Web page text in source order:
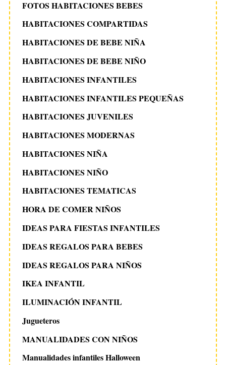
FOTOS HABITACIONES BEBES
HABITACIONES COMPARTIDAS
HABITACIONES DE BEBE NIÑA
HABITACIONES DE BEBE NIÑO
HABITACIONES INFANTILES
HABITACIONES INFANTILES PEQUEÑAS
HABITACIONES JUVENILES
HABITACIONES MODERNAS
HABITACIONES NIÑA
HABITACIONES NIÑO
HABITACIONES TEMATICAS
HORA DE COMER NIÑOS
IDEAS PARA FIESTAS INFANTILES
IDEAS REGALOS PARA BEBES
IDEAS REGALOS PARA NIÑOS
IKEA INFANTIL
ILUMINACIÓN INFANTIL
Jugueteros
MANUALIDADES CON NIÑOS
Manualidades infantiles Halloween